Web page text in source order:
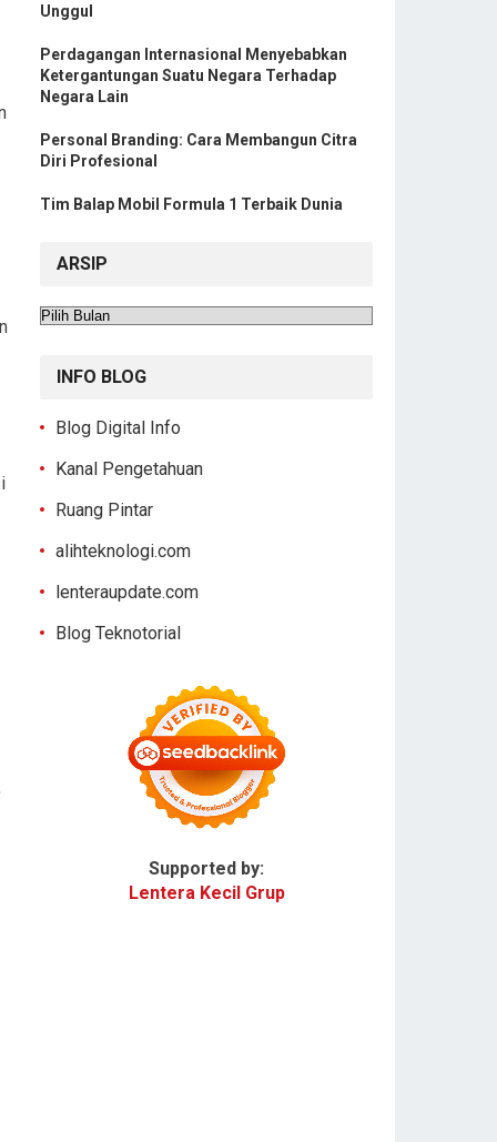
Unggul
Perdagangan Internasional Menyebabkan
Ketergantungan Suatu Negara Terhadap
Negara Lain
Personal Branding: Cara Membangun Citra
Diri Profesional
Tim Balap Mobil Formula 1 Terbaik Dunia
ARSIP
Arsip
INFO BLOG
Blog Digital Info
Kanal Pengetahuan
Ruang Pintar
alihteknologi.com
lenteraupdate.com
Blog Teknotorial
Supported by:
Lentera Kecil Grup